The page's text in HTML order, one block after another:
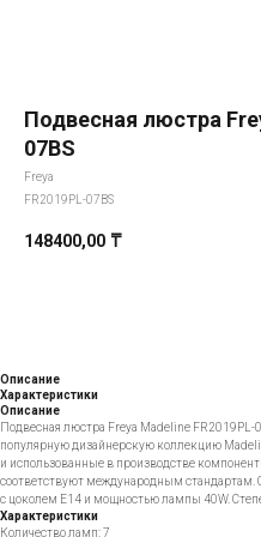
Подвесная люстра
07BS
Freya
FR2019PL-07BS
148400,00 ₸
Описание
Характеристики
Описание
Подвесная люстра Freya Madeline
популярную дизайнерскую коллекцию
и использованные в производстве
соответствуют международным стандартам.
с цоколем E14 и мощностью лампы 40W.
Характеристики
Количество ламп: 7